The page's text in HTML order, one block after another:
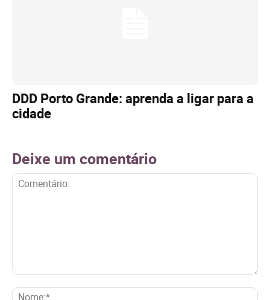
DDD Porto Grande: aprenda a ligar para a
cidade
Deixe um comentário